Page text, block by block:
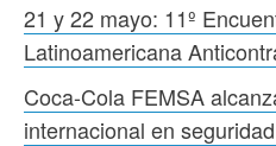
21 y 22 mayo: 11º
Latinoamericana
Coca-Cola FEMSA
internacional en